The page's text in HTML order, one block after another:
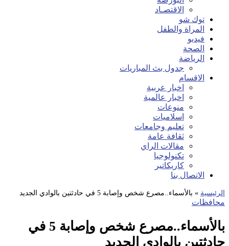
الاقتصـاد
توك شو
المراة والطفل
فيديو
الصحة
الرياضة
جدول بث المباريات
الاقسام
اخبار عربية
اخبار عالمية
منوعات
اسلاميات
تعليم وجامعات
ثقافة عامة
مقالات الراي
تكنولوجيا
كاريكاتير
الاتصال بنا
الرئيسية » بالأسماء..مصرع شخص وإصابة 5 في حادثتين بالوادي الجديد
محافظات
بالأسماء..مصرع شخص وإصابة 5 في
حادثتين بالوادي الجديد